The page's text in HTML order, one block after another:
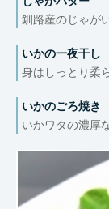
釧路産のじゃが
いかの一夜干し
身はしっとり柔
いかのごろ焼き
いかワタの濃厚